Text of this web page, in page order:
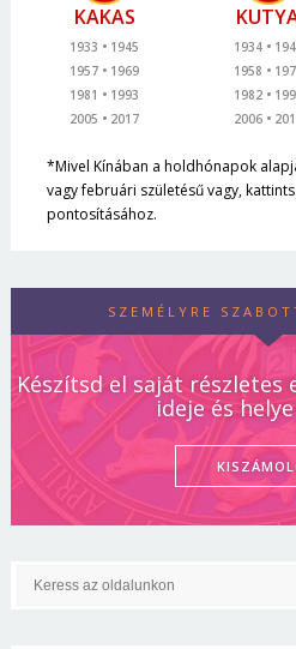
KAKAS
1933
1945
1957
1969
1981
1993
2005
2017
1934
1958
1982
2006
*Mivel Kínában a holdhónapok
vagy februári születésű vagy,
pontosításához.
SZEMÉLYRE
Készítsd el saját részletes
ideje és